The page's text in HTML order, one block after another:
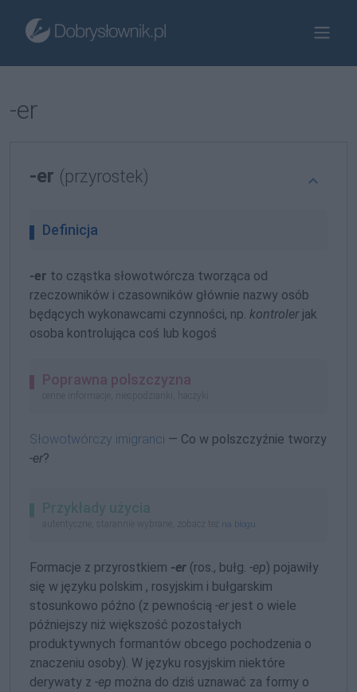
-er
-er (przyrostek)
Definicja
-er to cząstka słowotwórcza tworząca od
rzeczowników i czasowników głównie nazwy osób
będących wykonawcami czynności, np. kontrolerjak
osoba kontrolująca coś lub kogoś
Poprawna polszczyzna
cenne informacje, niespodzianki, haczyki
Słowotwórczy imigranci — Co w polszczyźnie tworzy
-er?
Przykłady użycia
autentyczne, starannie wybrane, zobacz też na blogu
Formacje z przyrostkiem -er (ros., bułg. -ep) pojawiły
się w języku polskim , rosyjskim i bułgarskim
stosunkowo późno (z pewnością -erjest o wiele
późniejszy niż większość pozostałych
produktywnych formantów obcego pochodzenia o
znaczeniu osoby). W języku rosyjskim niektóre
derywaty z -ep można do dziś uznawać za formy o